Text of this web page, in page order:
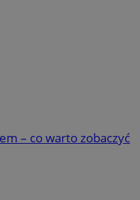
– co warto zobaczyć